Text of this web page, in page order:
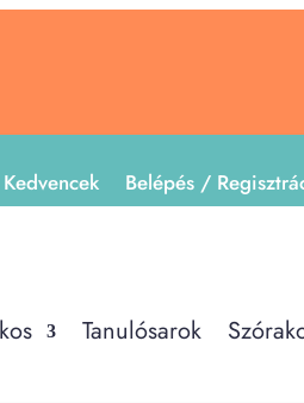
Kedvencek Belépés /
Tanulósarok